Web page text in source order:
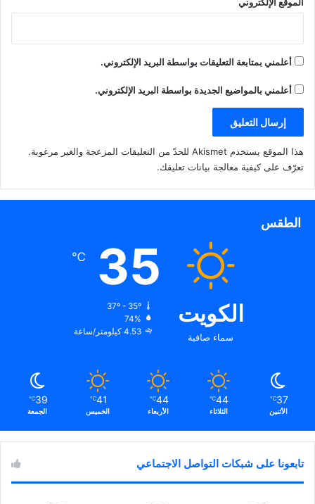
أعلمني بمتابعة التعليقات بواسطة البريد الإلكتروني.
أعلمني بالمواضيع الجديدة بواسطة البريد الإلكتروني.
هذا الموقع يستخدم Akismet للحدّ من التعليقات المزعجة والغير مرغوبة.
تعرّف على كيفية معالجة بيانات تعليقك.
الطقس
الكويت
سماء صافية
35
℃
37º - 35º
74%
4.53 كيلومتر/ساعة
37
℃
الأثنين
44
℃
الثلاثاء
44
℃
الأربعاء
41
℃
الخميس
39
℃
الجمعة
تابعونا على شبكات التواصل الاجتماعي